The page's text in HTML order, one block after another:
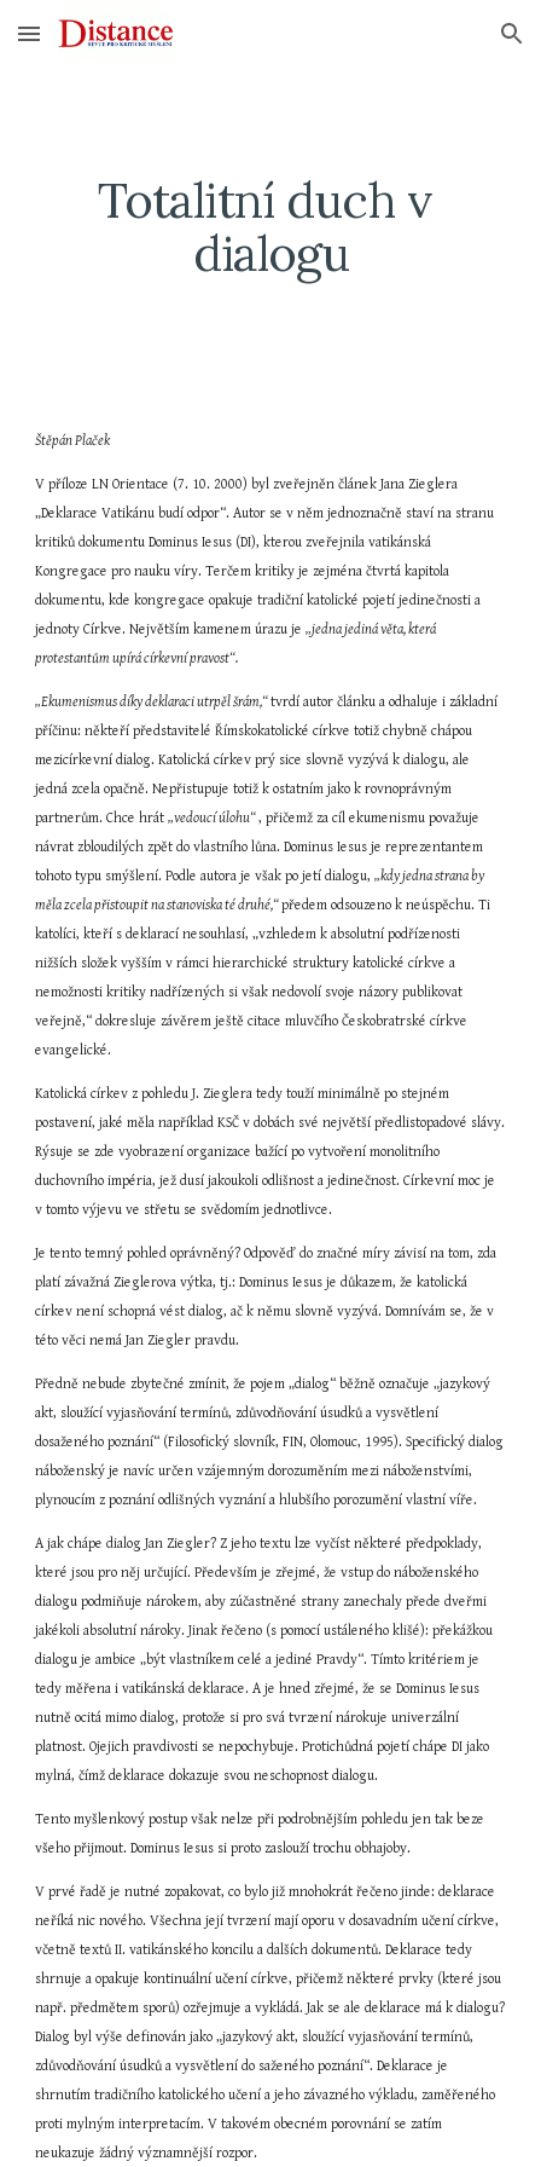
Skip to main content Skip to navigation
Totalitní duch v
dialogu
Štěpán Plaček
V příloze LN Orientace (7. 10. 2000) byl zveřejněn článek Jana Zieglera
„Deklarace Vatikánu budí odpor“. Autor se v něm jednoznačně staví na stranu
kritiků dokumentu Dominus Iesus (DI), kterou zveřejnila vatikánská
Kongregace pro nauku víry. Terčem kritiky je zejména čtvrtá kapitola
dokumentu, kde kongregace opakuje tradiční katolické pojetí jedinečnosti a
jednoty Církve. Největším kamenem úrazu je „jedna jediná věta, která
protestantům upírá církevní pravost“.
„Ekumenismus díky deklaraci utrpěl šrám,“ tvrdí autor článku a odhaluje i základní
příčinu: někteří představitelé Římskokatolické církve totiž chybně chápou
mezicírkevní dialog. Katolická církev prý sice slovně vyzývá k dialogu, ale
jedná zcela opačně. Nepřistupuje totiž k ostatním jako k rovnoprávným
partnerům. Chce hrát „vedoucí úlohu“ , přičemž za cíl ekumenismu považuje
návrat zbloudilých zpět do vlastního lůna. Dominus Iesus je reprezentantem
tohoto typu smýšlení. Podle autora je však po jetí dialogu, „kdy jedna strana by
měla zcela přistoupit na stanoviska té druhé,“ předem odsouzeno k neúspěchu. Ti
katolíci, kteří s deklarací nesouhlasí, „vzhledem k absolutní podřízenosti
nižších složek vyšším v rámci hierarchické struktury katolické církve a
nemožnosti kritiky nadřízených si však nedovolí svoje názory publikovat
veřejně,“ dokresluje závěrem ještě citace mluvčího Českobratrské církve
evangelické.
Katolická církev z pohledu J. Zieglera tedy touží minimálně po stejném
postavení, jaké měla například KSČ v dobách své největší předlistopadové slávy.
Rýsuje se zde vyobrazení organizace bažící po vytvoření monolitního
duchovního impéria, jež dusí jakoukoli odlišnost a jedinečnost. Církevní moc je
v tomto výjevu ve střetu se svědomím jednotlivce.
Je tento temný pohled oprávněný? Odpověď do značné míry závisí na tom, zda
platí závažná Zieglerova výtka, tj.: Dominus Iesus je důkazem, že katolická
církev není schopná vést dialog, ač k němu slovně vyzývá. Domnívám se, že v
této věci nemá Jan Ziegler pravdu.
Předně nebude zbytečné zmínit, že pojem „dialog“ běžně označuje „jazykový
akt, sloužící vyjasňování termínů, zdůvodňování úsudků a vysvětlení
dosaženého poznání“ (Filosofický slovník, FIN, Olomouc, 1995). Specifický dialog
náboženský je navíc určen vzájemným dorozuměním mezi náboženstvími,
plynoucím z poznání odlišných vyznání a hlubšího porozumění vlastní víře.
A jak chápe dialog Jan Ziegler? Z jeho textu lze vyčíst některé předpoklady,
které jsou pro něj určující. Především je zřejmé, že vstup do náboženského
dialogu podmiňuje nárokem, aby zúčastněné strany zanechaly přede dveřmi
jakékoli absolutní nároky. Jinak řečeno (s pomocí ustáleného klišé): překážkou
dialogu je ambice „být vlastníkem celé a jediné Pravdy“. Tímto kritériem je
tedy měřena i vatikánská deklarace. A je hned zřejmé, že se Dominus Iesus
nutně ocitá mimo dialog, protože si pro svá tvrzení nárokuje univerzální
platnost. Ojejich pravdivosti se nepochybuje. Protichůdná pojetí chápe DI jako
mylná, čímž deklarace dokazuje svou neschopnost dialogu.
Tento myšlenkový postup však nelze při podrobnějším pohledu jen tak beze
všeho přijmout. Dominus Iesus si proto zaslouží trochu obhajoby.
V prvé řadě je nutné zopakovat, co bylo již mnohokrát řečeno jinde: deklarace
neříká nic nového. Všechna její tvrzení mají oporu v dosavadním učení církve,
včetně textů II. vatikánského koncilu a dalších dokumentů. Deklarace tedy
shrnuje a opakuje kontinuální učení církve, přičemž některé prvky (které jsou
např. předmětem sporů) ozřejmuje a vykládá. Jak se ale deklarace má k dialogu?
Dialog byl výše definován jako „jazykový akt, sloužící vyjasňování termínů,
zdůvodňování úsudků a vysvětlení do saženého poznání“. Deklarace je
shrnutím tradičního katolického učení a jeho závazného výkladu, zaměřeného
proti mylným interpretacím. V takovém obecném porovnání se zatím
neukazuje žádný významnější rozpor.